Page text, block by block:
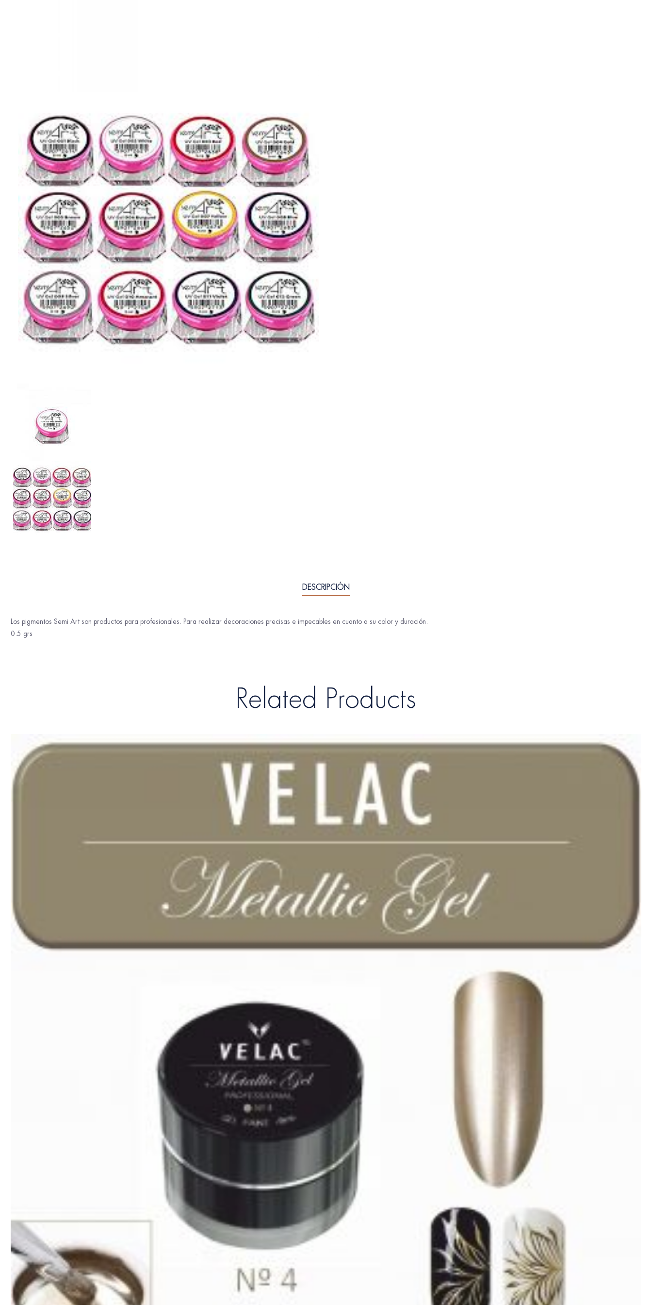
DESCRIPCIÓN
Los pigmentos Semi Art son productos para profesionales. Para realizar decoraciones precisas e impecables en cuanto a su color y duración.
0.5 grs
Related Products